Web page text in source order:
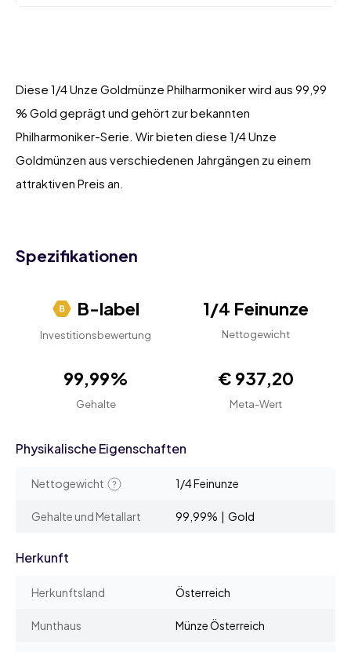
Diese 1/4 Unze Goldmünze Philharmoniker wird aus 99,99
% Gold geprägt und gehört zur bekannten
Philharmoniker-Serie. Wir bieten diese 1/4 Unze
Goldmünzen aus verschiedenen Jahrgängen zu einem
attraktiven Preis an.
Spezifikationen
B-label
Investitionsbewertung
1/4 Feinunze
Nettogewicht
99,99%
Gehalte
€ 937,20
Meta-Wert
Physikalische Eigenschaften
Nettogewicht 1/4 Feinunze
Gehalte und Metallart 99,99% | Gold
Herkunft
Herkunftsland Österreich
Munthaus Münze Österreich